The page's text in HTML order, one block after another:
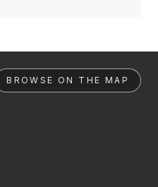
BROWSE ON THE MAP